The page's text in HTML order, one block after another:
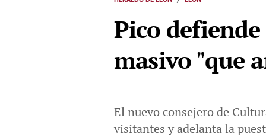
Pico
masivo "que
El nuevo consejero de
visitantes y adelanta la